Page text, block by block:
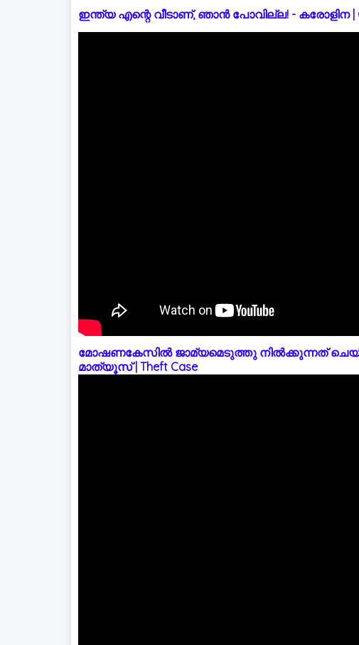
ഇന്ത്യ എന്റെ വീടാണ്, ഞാൻ പോവില്ല! - കരോളിന |
മോഷണകേസിൽ ജാമ്യമെടുത്തു നിൽക്കുന്നത്
മാത്യൂസ് | Theft Case